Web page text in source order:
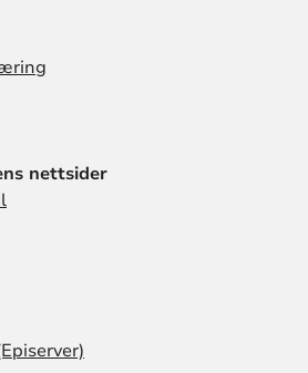
nettsider